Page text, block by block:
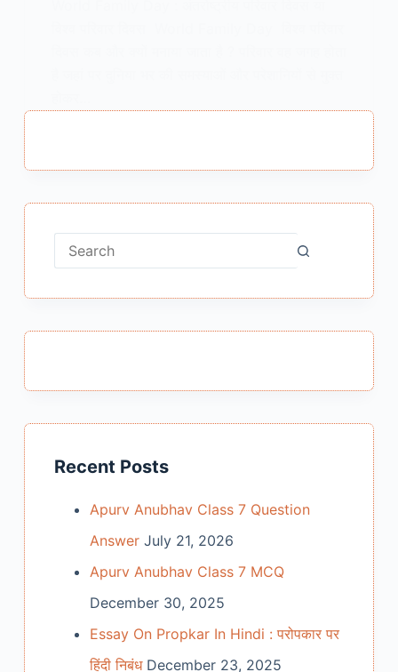
No
Recent Posts
Apurv Anubhav Class 7 Question
Answer July 21, 2026
Apurv Anubhav Class 7 MCQ
December 30, 2025
Essay On Propkar In Hindi : परोपकार पर
हिंदी निबंध December 23, 2025